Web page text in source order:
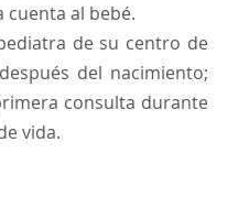
cuenta al bebé.
de su centro de
del nacimiento;
consulta durante
vida.